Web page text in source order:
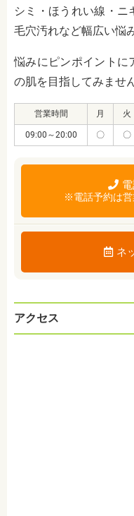
シミ・ほうれい線・ニ
毛穴汚れなど幅広い悩
悩みにピンポイントに
の肌を目指してみませ
営業時間 月 火
09:00～20:00 〇 〇
※電話予約は営
ネ
アクセス